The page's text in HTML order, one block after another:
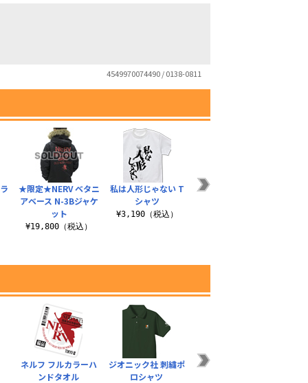
4549970074490 / 0138-0811
★限定★NERV ベタニ
アベース N-3Bジャケ
ット
¥19,800（税込）
私は人形じゃない T
シャツ
¥3,190（税込）
ネルフ制服 デザイン
ネルフ フルカラーハ
ンドタオル
ジオニック社 刺繍ポ
ロシャツ
アンチョビ脱着式フ